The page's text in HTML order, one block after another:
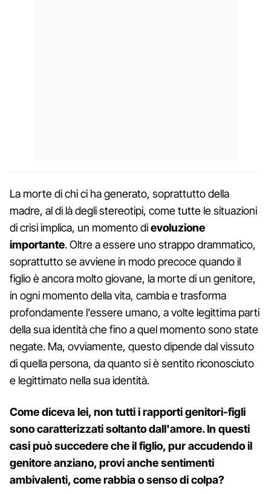
La morte di chi ci ha generato, soprattutto della
madre, al di là degli stereotipi, come tutte le situazioni
di crisi implica, un momento dievoluzione
importante. Oltre a essere uno strappo drammatico,
soprattutto se avviene in modo precoce quando il
figlio è ancora molto giovane, la morte di un genitore,
in ogni momento della vita, cambia e trasforma
profondamente l'essere umano, a volte legittima parti
della sua identità che fino a quel momento sono state
negate. Ma, ovviamente, questo dipende dal vissuto
di quella persona, da quanto si è sentito riconosciuto
e legittimato nella sua identità.
Come diceva lei, non tutti i rapporti genitori-figli
sono caratterizzati soltanto dall'amore. In questi
casi può succedere che il figlio, pur accudendo il
genitore anziano, provi anche sentimenti
ambivalenti, come rabbia o senso di colpa?